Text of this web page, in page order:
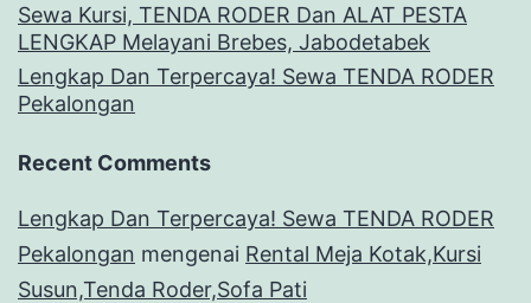
Sewa Kursi, TENDA RODER Dan ALAT PESTA
LENGKAP Melayani Brebes, Jabodetabek
Lengkap Dan Terpercaya! Sewa TENDA RODER
Pekalongan
Recent Comments
Lengkap Dan Terpercaya! Sewa TENDA RODER
Pekalongan mengenai Rental Meja Kotak,Kursi
Susun,Tenda Roder,Sofa Pati